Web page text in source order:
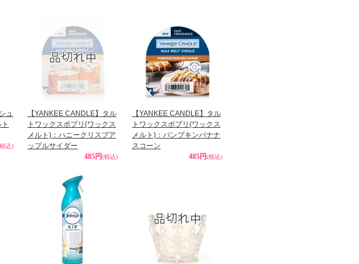
ュ
込)
【YANKEE CANDLE】タル
トワックスポプリ(ワックス
メルト)：ハニークリスプア
ップルサイダー
485円(税込)
【YANKEE CANDLE】タル
トワックスポプリ(ワックス
メルト)：パンプキンバナナ
スコーン
485円(税込)